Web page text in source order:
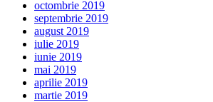
octombrie 2019
septembrie 2019
august 2019
iulie 2019
iunie 2019
mai 2019
aprilie 2019
martie 2019